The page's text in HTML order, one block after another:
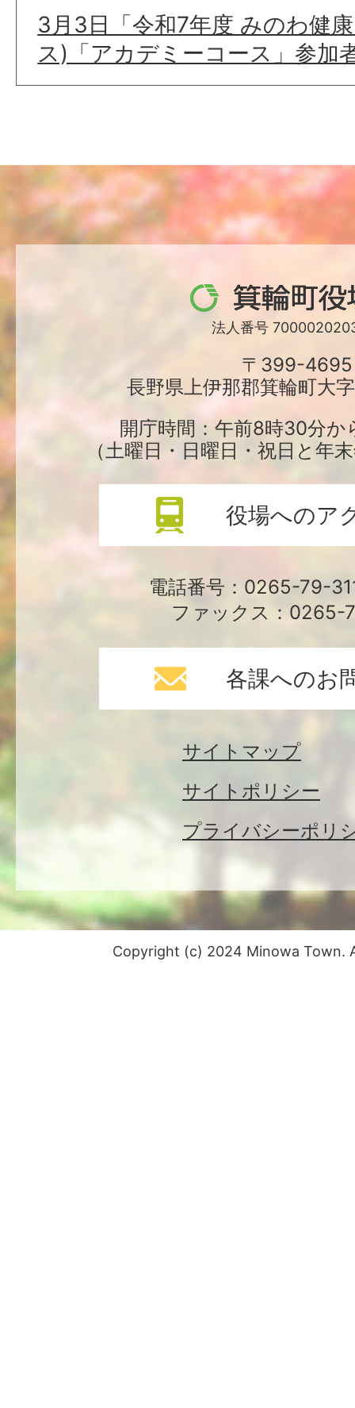
3月3日「令和7年度 みのわ健
ス)「アカデミーコース」参加
箕
輪
役
場
法人番号
〒399-4695
長野県上伊那郡箕輪町大
開庁時間：午前8時30分か
（土曜日・日曜日・祝日と年
役場へのア
電話番号：0265-79-
ファックス：0265-
各課へのお
サイトマップ
サイトポリシー
プライバシーポリ
Copyright (c) 2024 Minowa Town.